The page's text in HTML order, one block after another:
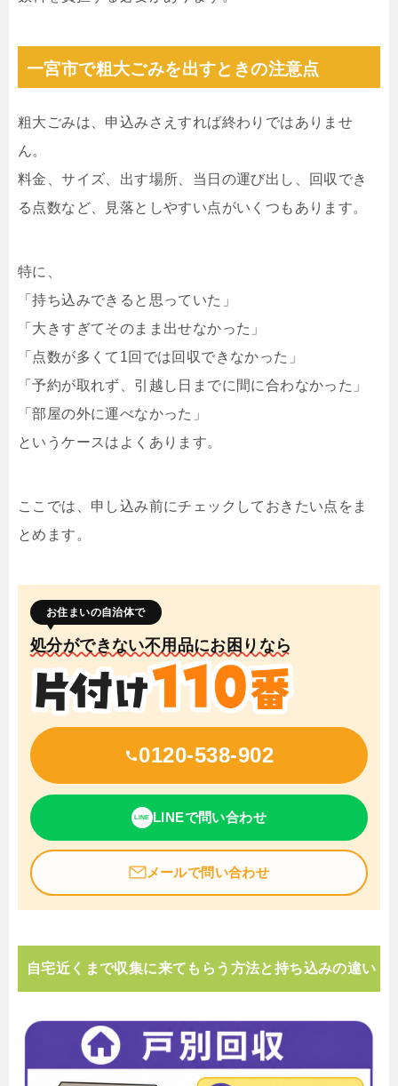
一宮市で粗大ごみを出すときの注意点
粗大ごみは、申込みさえすれば終わりではありませ
ん。
料金、サイズ、出す場所、当日の運び出し、回収でき
る点数など、見落としやすい点がいくつもあります。
特に、
「持ち込みできると思っていた」
「大きすぎてそのまま出せなかった」
「点数が多くて1回では回収できなかった」
「予約が取れず、引越し日までに間に合わなかった」
「部屋の外に運べなかった」
というケースはよくあります。
ここでは、申し込み前にチェックしておきたい点をま
とめます。
お住まいの自治体で
処分ができない不用品にお困りなら
0120-538-902
LINE LINEで問い合わせ
メールで問い合わせ
自宅近くまで収集に来てもらう方法と持ち込みの違い